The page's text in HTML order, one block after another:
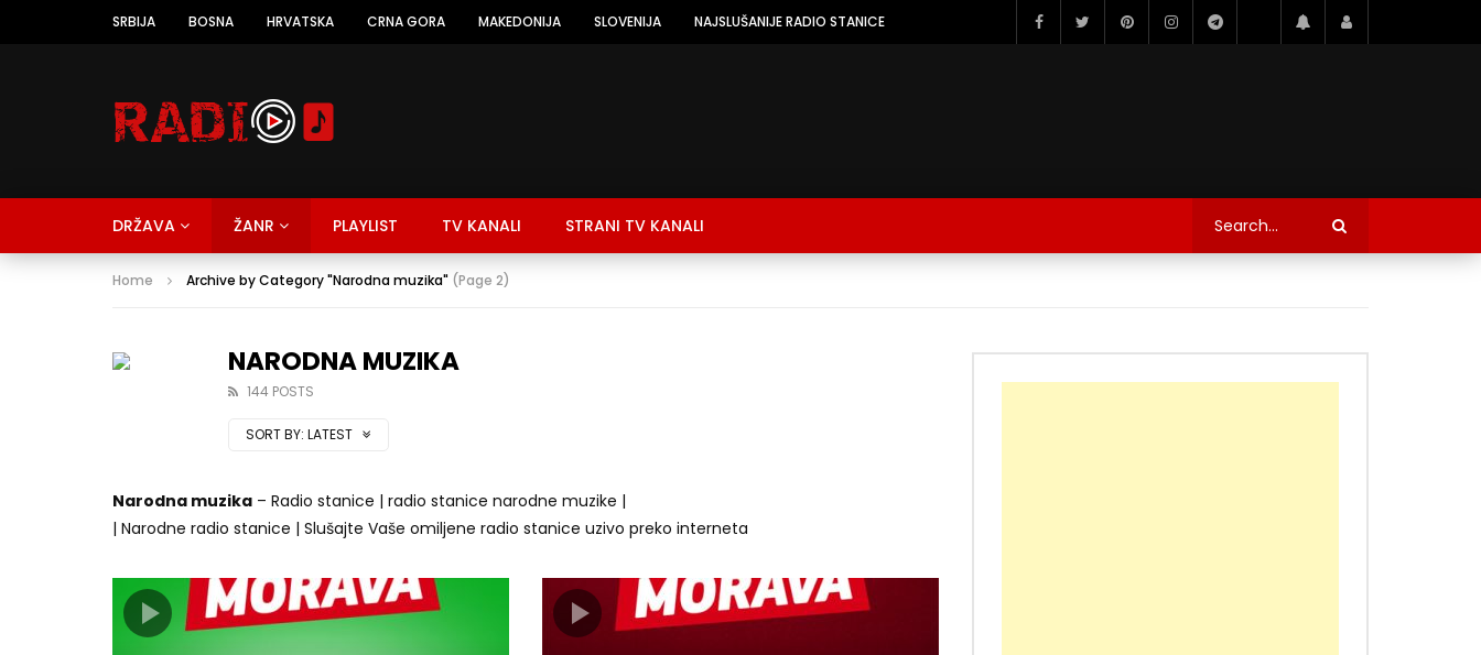
SRBIJA BOSNA HRVATSKA CRNA GORA MAKEDONIJA SLOVENIJA NAJSLUŠANIJE RADIO STANICE
DRŽAVA ŽANR PLAYLIST TV KANALI STRANI TV KANALI
Home Archive by Category "Narodna muzika" (Page 2)
NARODNA MUZIKA
144 POSTS
SORT BY: LATEST
Narodna muzika – Radio stanice | radio stanice narodne muzike |
| Narodne radio stanice | Slušajte Vaše omiljene radio stanice uzivo preko interneta